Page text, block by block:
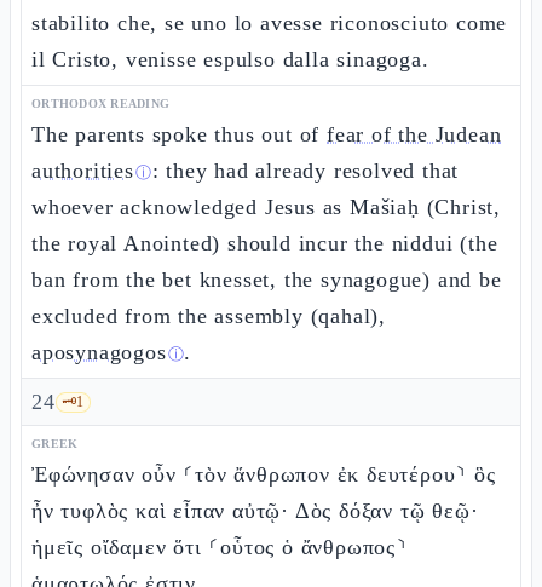
stabilito che, se uno lo avesse riconosciuto come
il Cristo, venisse espulso dalla sinagoga.
ORTHODOX READING
The parents spoke thus out offear of the Judean
authoritiesⓘ: they had already resolved that
whoever acknowledged Jesus as Mašiaḥ (Christ,
the royal Anointed) should incur the niddui (the
ban from the bet knesset, the synagogue) and be
excluded from the assembly (qahal),
aposynagogosⓘ.
24 🗝️1
GREEK
Ἐφώνησαν οὖν ⸂τὸν ἄνθρωπον ἐκ δευτέρου⸃ ὃς
ἦν τυφλὸς καὶ εἶπαν αὐτῷ· Δὸς δόξαν τῷ θεῷ·
ἡμεῖς οἴδαμεν ὅτι ⸂οὗτος ὁ ἄνθρωπος⸃